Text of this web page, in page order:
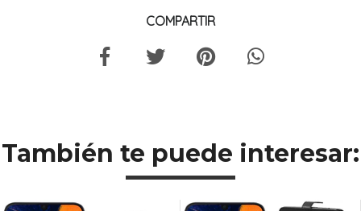
COMPARTIR
También te puede interesar: